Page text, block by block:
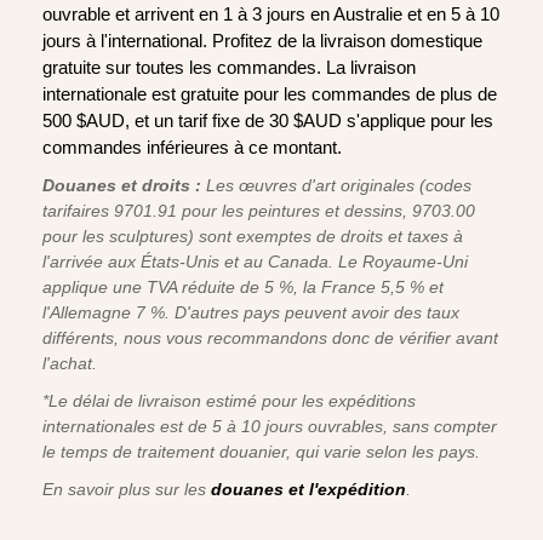
ouvrable et arrivent en 1 à 3 jours en Australie et en 5 à 10
jours à l'international. Profitez de la livraison domestique
gratuite sur toutes les commandes. La livraison
internationale est gratuite pour les commandes de plus de
500 $AUD, et un tarif fixe de 30 $AUD s'applique pour les
commandes inférieures à ce montant.
Douanes et droits : Les œuvres d'art originales (codes
tarifaires 9701.91 pour les peintures et dessins, 9703.00
pour les sculptures) sont exemptes de droits et taxes à
l'arrivée aux États-Unis et au Canada. Le Royaume-Uni
applique une TVA réduite de 5 %, la France 5,5 % et
l'Allemagne 7 %. D'autres pays peuvent avoir des taux
différents, nous vous recommandons donc de vérifier avant
l'achat.
*Le délai de livraison estimé pour les expéditions
internationales est de 5 à 10 jours ouvrables, sans compter
le temps de traitement douanier, qui varie selon les pays.
En savoir plus sur les douanes et l'expédition